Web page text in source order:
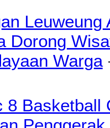
Dorong
Warga
8 Basketball